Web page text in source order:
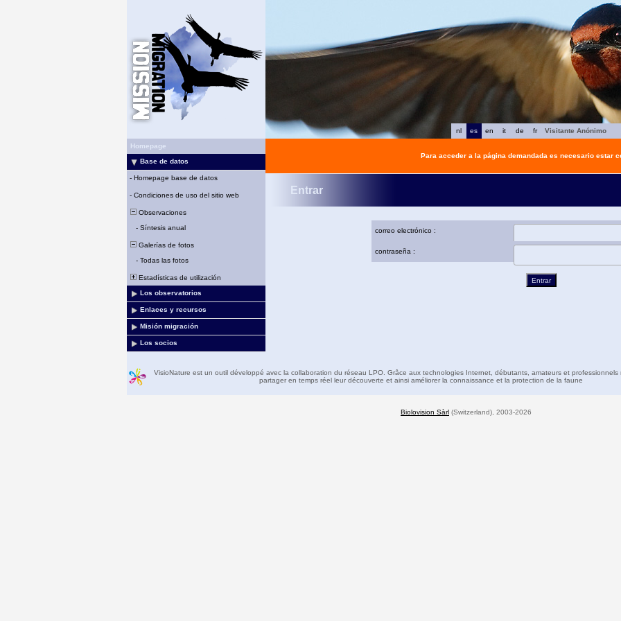
fr
de
it
en
es
nl
Visitante Anónimo
Homepage
Base de datos
- Homepage base de datos
- Condiciones de uso del sitio web
Observaciones
- Síntesis anual
Galerías de fotos
- Todas las fotos
Estadísticas de utilización
Los observatorios
Enlaces y recursos
Misión migración
Los socios
Para acceder a la página demandada es necesario estar
Entrar
correo electrónico :
contraseña :
VisioNature est un outil développé avec la collaboration du réseau LPO. Grâce aux technologies Internet, débutants, amateurs et professionnels
partager en temps réel leur découverte et ainsi améliorer la connaissance et la protection de la faune
Biolovision Sàrl (Switzerland), 2003-2026